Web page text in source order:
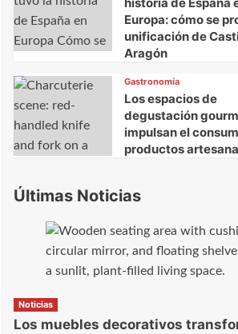
historia de España
Europa: cómo se
unificación de
Aragón
Gastronomía
Los espacios de
degustación
impulsan el
productos
Últimas Noticias
Noticias
Los muebles decorativos